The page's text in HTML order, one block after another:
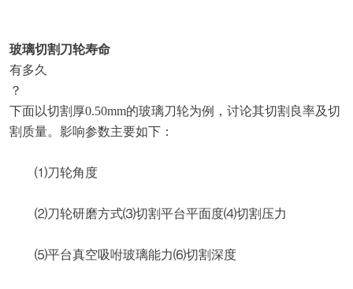
玻璃切割刀轮寿命
有多久
？
下面以切割厚0.50mm的玻璃刀轮为例，讨论其切割良率及切
割质量。影响参数主要如下：
⑴刀轮角度
⑵刀轮研磨方式⑶切割平台平面度⑷切割压力
⑸平台真空吸咐玻璃能力⑹切割深度